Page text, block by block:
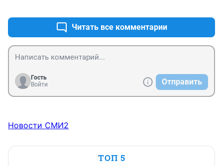
Читать все комментарии
Гость
Войти
Отправить
Новости СМИ2
ТОП 5